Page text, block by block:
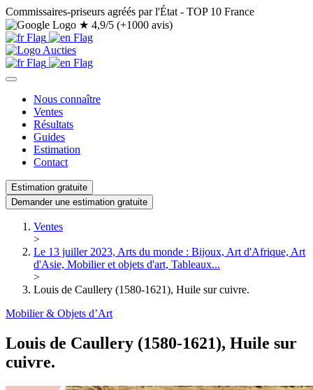
Commissaires-priseurs agréés par l'État - TOP 10 France
★ 4,9/5 (+1000 avis)
Nous connaître
Ventes
Résultats
Guides
Estimation
Contact
Estimation gratuite
Demander une estimation gratuite
Ventes
>
Le 13 juiller 2023, Arts du monde : Bijoux, Art d'Afrique, Art
d'Asie, Mobilier et objets d'art, Tableaux...
>
Louis de Caullery (1580-1621), Huile sur cuivre.
Mobilier & Objets d’Art
Louis de Caullery (1580-1621), Huile sur
cuivre.